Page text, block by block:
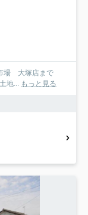
場 大塚店まで
地... もっと見る